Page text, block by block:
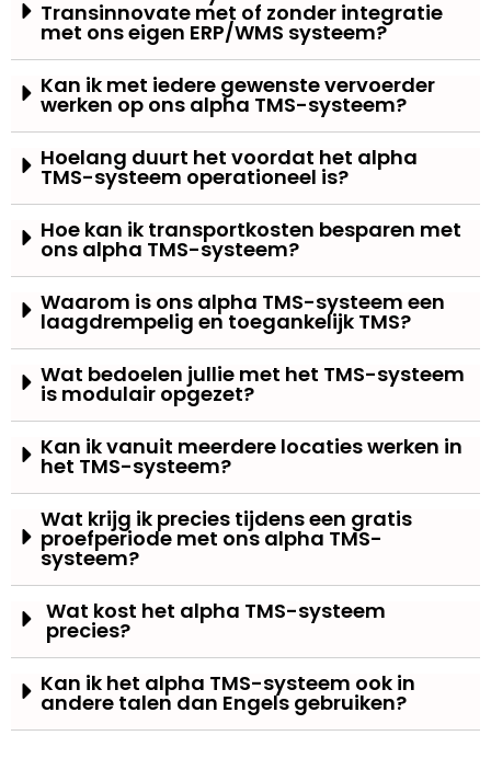
Transinnovate met of zonder integratie
met ons eigen ERP/WMS systeem?
Kan ik met iedere gewenste vervoerder
werken op ons alpha TMS-systeem?
Hoelang duurt het voordat het alpha
TMS-systeem operationeel is?
Hoe kan ik transportkosten besparen met
ons alpha TMS-systeem?
Waarom is ons alpha TMS-systeem een
laagdrempelig en toegankelijk TMS?
Wat bedoelen jullie met het TMS-systeem
is modulair opgezet?
Kan ik vanuit meerdere locaties werken in
het TMS-systeem?
Wat krijg ik precies tijdens een gratis
proefperiode met ons alpha TMS-
systeem?
Wat kost het alpha TMS-systeem
precies?
Kan ik het alpha TMS-systeem ook in
andere talen dan Engels gebruiken?